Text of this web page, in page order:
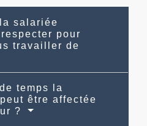
salariée
pour
travailler de
temps la
être affectée
?